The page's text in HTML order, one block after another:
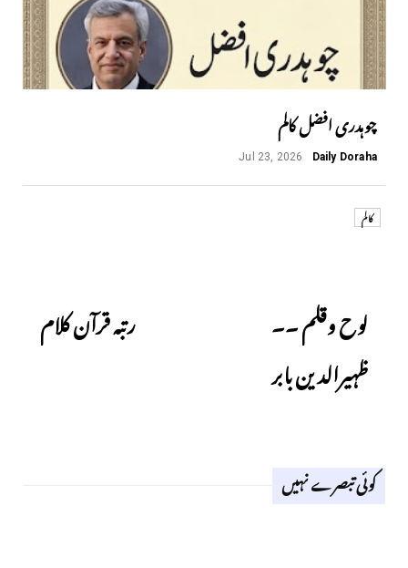
چوہدری افضل کالم
Daily Doraha
Jul 23, 2026
کالم
لوح وقلم ۔۔
ظہیرالدین بابر
رتبہ قرآن کلام
کوئی تبصرے نہیں